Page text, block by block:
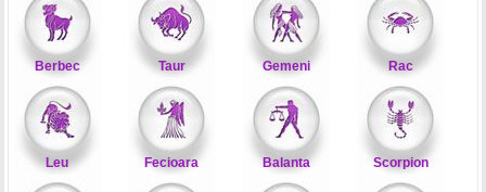
Berbec Taur Gemeni Rac
Leu Fecioara Balanta Scorpion